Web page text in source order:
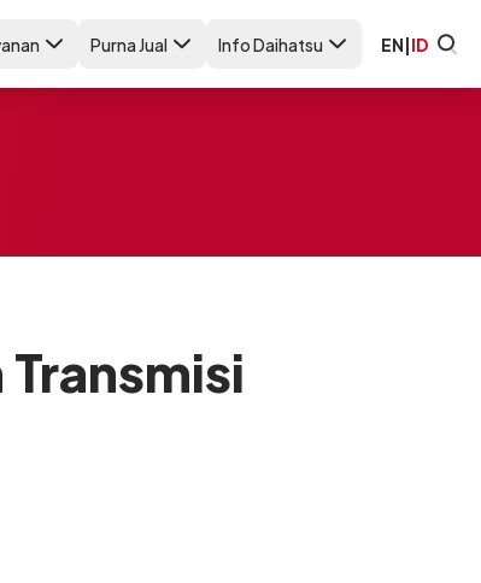
Purna Jual Info Daihatsu EN|ID